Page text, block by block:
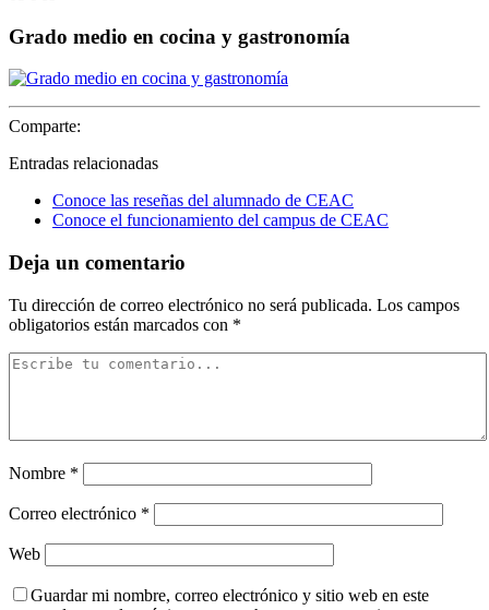
Grado medio en cocina y gastronomía
Comparte:
Entradas relacionadas
Conoce las reseñas del alumnado de CEAC
Conoce el funcionamiento del campus de CEAC
Deja un comentario
Tu dirección de correo electrónico no será publicada. Los campos
obligatorios están marcados con *
Nombre *
Correo electrónico *
Web
Guardar mi nombre, correo electrónico y sitio web en este